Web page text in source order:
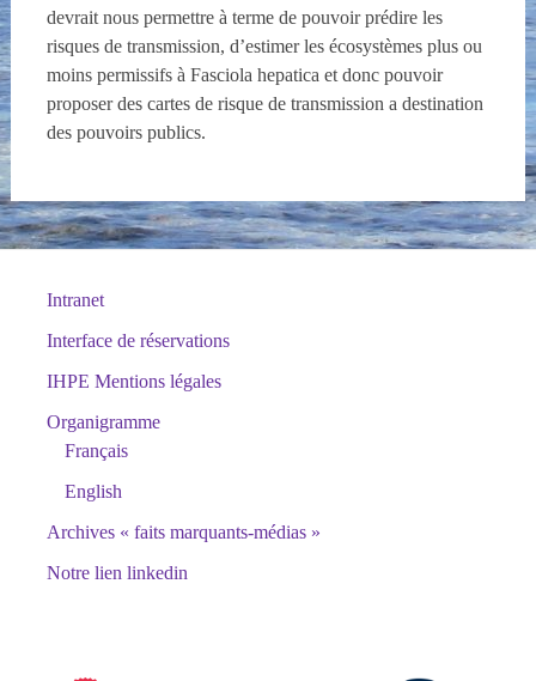
devrait nous permettre à terme de pouvoir prédire les
risques de transmission, d’estimer les écosystèmes plus ou
moins permissifs à Fasciola hepatica et donc pouvoir
proposer des cartes de risque de transmission a destination
des pouvoirs publics.
Intranet
Interface de réservations
IHPE Mentions légales
Organigramme
Français
English
Archives « faits marquants-médias »
Notre lien linkedin